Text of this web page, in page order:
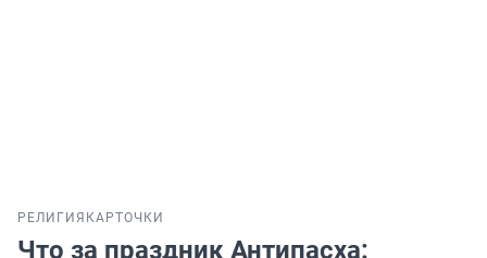
РЕЛИГИЯ КАРТОЧКИ
Что за праздник Антипасха: